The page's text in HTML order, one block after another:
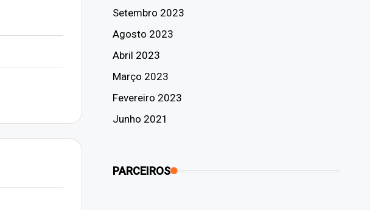
Setembro 2023
Agosto 2023
Abril 2023
Março 2023
Fevereiro 2023
Junho 2021
PARCEIROS